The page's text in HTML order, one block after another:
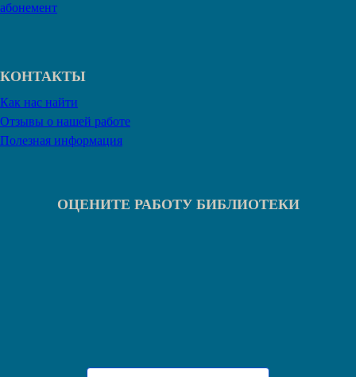
абонемент
КОНТАКТЫ
Как нас найти
Отзывы о нашей работе
Полезная информация
ОЦЕНИТЕ РАБОТУ БИБЛИОТЕКИ